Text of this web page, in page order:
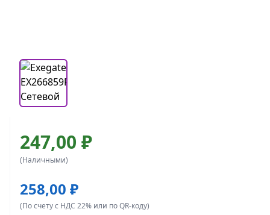
247,00 ₽
(Наличными)
258,00 ₽
(По счету с НДС 22% или по QR-коду)